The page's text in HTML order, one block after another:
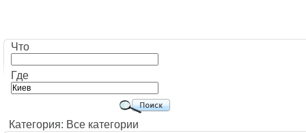
Что
Где
Категория: Все категории